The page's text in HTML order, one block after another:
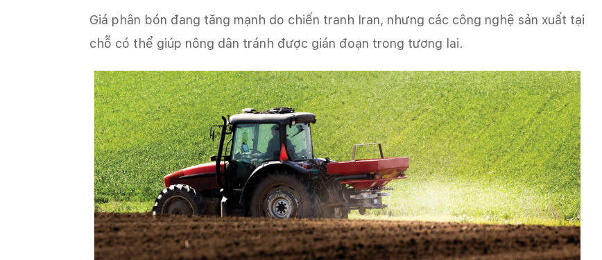
Giá phân bón đang tăng mạnh do chiến tranh Iran, nhưng các công nghệ sản xuất tại
chỗ có thể giúp nông dân tránh được gián đoạn trong tương lai.